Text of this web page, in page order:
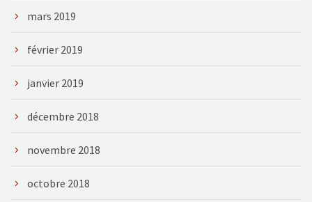
mars 2019
février 2019
janvier 2019
décembre 2018
novembre 2018
octobre 2018